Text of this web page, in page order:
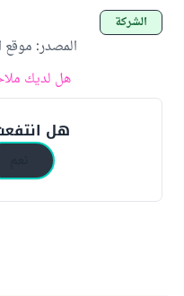
الشركة
المصدر: موقع
هل لديك
هل